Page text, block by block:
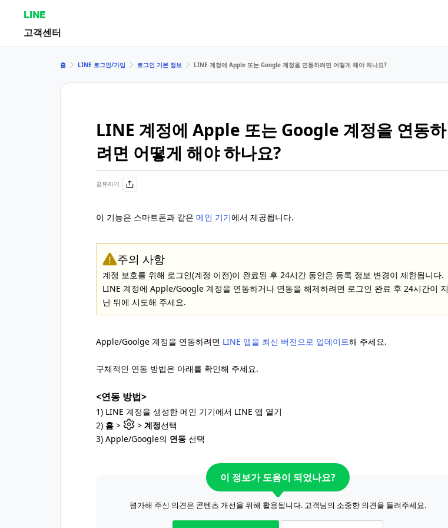
LINE
고객센터
홈 LINE 로그인/가입 로그인 기본 정보 LINE 계정에 Apple 또는 Google 계정을 연동하려면 어떻게 해야 하나요?
LINE 계정에 Apple 또는 Google 계정을 연동하
려면 어떻게 해야 하나요?
공유하기
이 기능은 스마트폰과 같은 메인 기기에서 제공됩니다.
주의 사항
계정 보호를 위해 로그인(계정 이전)이 완료된 후 24시간 동안은 등록 정보 변경이 제한됩니다.
LINE 계정에 Apple/Google 계정을 연동하거나 연동을 해제하려면 로그인 완료 후 24시간이 지
난 뒤에 시도해 주세요.
Apple/Goolge 계정을 연동하려면 LINE 앱을 최신 버전으로 업데이트해 주세요.
구체적인 연동 방법은 아래를 확인해 주세요.
<연동 방법>
1) LINE 계정을 생성한 메인 기기에서 LINE 앱 열기
2) 홈 > > 계정선택
3) Apple/Google의 연동 선택
이 정보가 도움이 되었나요?
평가해 주신 의견은 콘텐츠 개선을 위해 활용됩니다. 고객님의 소중한 의견을 들려주세요.